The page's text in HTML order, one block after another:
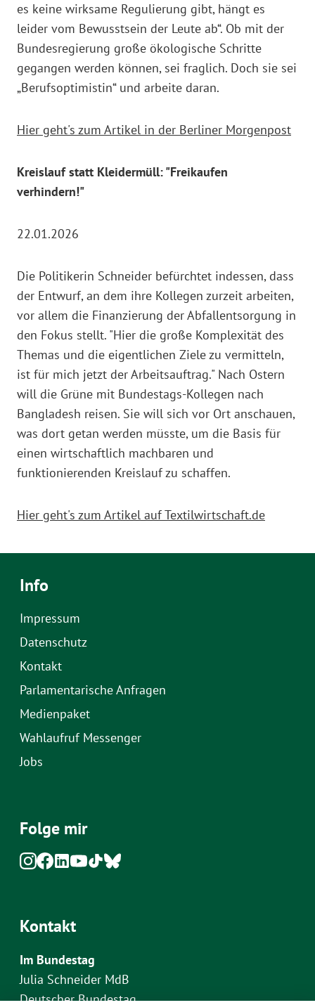
es keine wirksame Regulierung gibt, hängt es
leider vom Bewusstsein der Leute ab“. Ob mit der
Bundesregierung große ökologische Schritte
gegangen werden können, sei fraglich. Doch sie sei
„Berufsoptimistin“ und arbeite daran.
Hier geht's zum Artikel in der Berliner Morgenpost
Kreislauf statt Kleidermüll: "Freikaufen
verhindern!"
22.01.2026
Die Politikerin Schneider befürchtet indessen, dass
der Entwurf, an dem ihre Kollegen zurzeit arbeiten,
vor allem die Finanzierung der Abfallentsorgung in
den Fokus stellt. "Hier die große Komplexität des
Themas und die eigentlichen Ziele zu vermitteln,
ist für mich jetzt der Arbeitsauftrag." Nach Ostern
will die Grüne mit Bundestags-Kollegen nach
Bangladesh reisen. Sie will sich vor Ort anschauen,
was dort getan werden müsste, um die Basis für
einen wirtschaftlich machbaren und
funktionierenden Kreislauf zu schaffen.
Hier geht's zum Artikel auf Textilwirtschaft.de
Info
Impressum
Datenschutz
Kontakt
Parlamentarische Anfragen
Medienpaket
Wahlaufruf Messenger
Jobs
Folge mir
Kontakt
Im Bundestag
Julia Schneider MdB
Deutscher Bundestag